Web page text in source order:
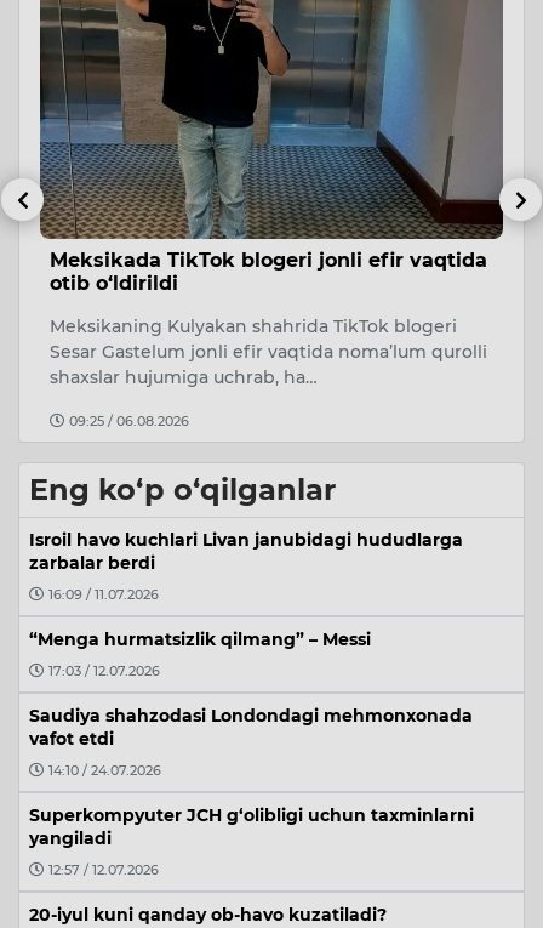
Meksikada TikTok blogeri jonli efir vaqtida
otib o‘ldirildi
Meksikaning Kulyakan shahrida TikTok blogeri
Sesar Gastelum jonli efir vaqtida noma’lum qurolli
shaxslar hujumiga uchrab, ha…
09:25 / 06.08.2026
Eng ko‘p o‘qilganlar
Isroil havo kuchlari Livan janubidagi hududlarga
zarbalar berdi
16:09 / 11.07.2026
“Menga hurmatsizlik qilmang” – Messi
17:03 / 12.07.2026
Saudiya shahzodasi Londondagi mehmonxonada
vafot etdi
14:10 / 24.07.2026
Superkompyuter JCH g‘olibligi uchun taxminlarni
yangiladi
12:57 / 12.07.2026
20-iyul kuni qanday ob-havo kuzatiladi?